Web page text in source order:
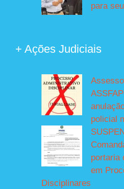
para
+ Ações Judiciais
policial
portaria
em
Disciplinares